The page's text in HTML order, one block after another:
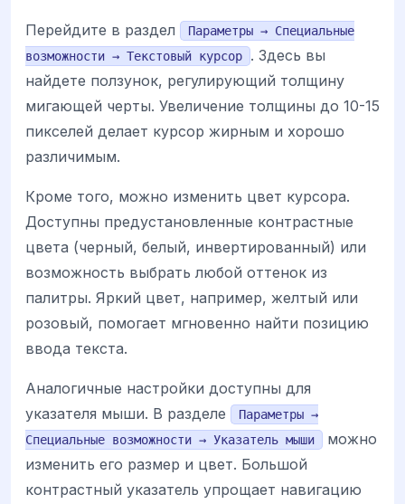
Перейдите в раздел
Параметры → Специальные
возможности → Текстовый курсор
. Здесь вы
найдете ползунок, регулирующий толщину
мигающей черты. Увеличение толщины до 10-15
пикселей делает курсор жирным и хорошо
различимым.
Кроме того, можно изменить цвет курсора.
Доступны предустановленные контрастные
цвета (черный, белый, инвертированный) или
возможность выбрать любой оттенок из
палитры. Яркий цвет, например, желтый или
розовый, помогает мгновенно найти позицию
ввода текста.
Аналогичные настройки доступны для
указателя мыши. В разделе
Параметры →
Специальные возможности → Указатель мыши
можно
изменить его размер и цвет. Большой
контрастный указатель упрощает навигацию